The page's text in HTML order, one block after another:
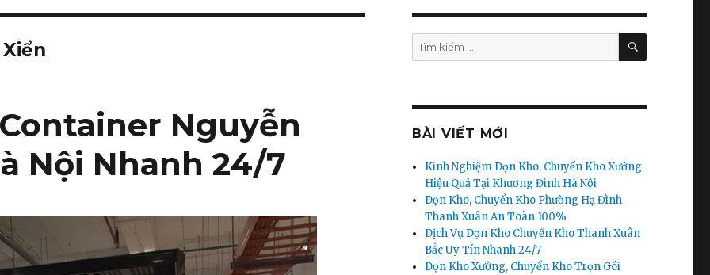
Nguyễn
Nội Nhanh 24/7
Tìm
kiếm:
TÌM
BÀI VIẾT MỚI
Kinh Nghiệm Dọn Kho, Chuyển Kho Xưởng
Hiệu Quả Tại Khương Đình Hà Nội
Dọn Kho, Chuyển Kho Phường Hạ Đình
Thanh Xuân An Toàn 100%
Dịch Vụ Dọn Kho Chuyển Kho Thanh Xuân
Bắc Uy Tín Nhanh 24/7
Dọn Kho Xưởng, Chuyển Kho Trọn Gói